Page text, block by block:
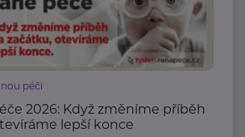
péči
2026: Když změníme příběh
lepší konce